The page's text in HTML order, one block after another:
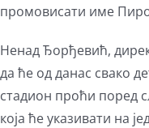
промовисати име
Ненад Ђорђевић,
да ће од данас свако
стадион проћи поред
која ће указивати на